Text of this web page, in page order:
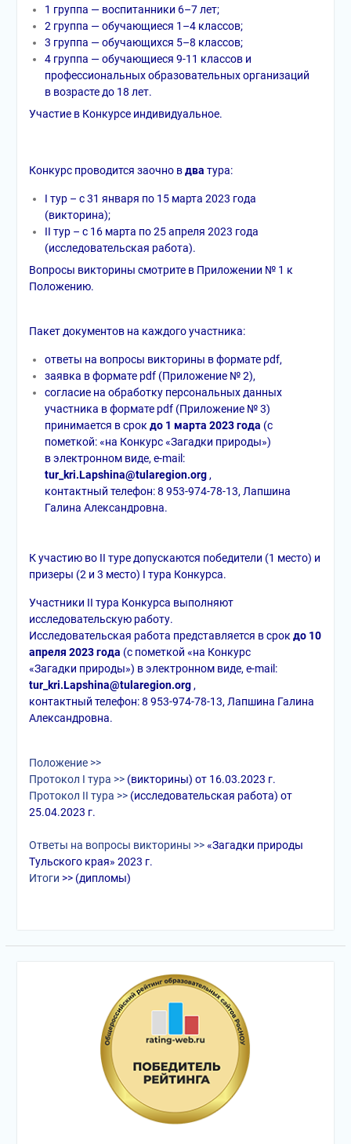
1 группа — воспитанники 6–7 лет;
2 группа — обучающиеся 1–4 классов;
3 группа — обучающихся 5–8 классов;
4 группа — обучающиеся 9-11 классов и
профессиональных образовательных организаций
в возрасте до 18 лет.
Участие в Конкурсе индивидуальное.
Конкурс проводится заочно вдва тура:
I тур – с 31 января по 15 марта 2023 года
(викторина);
II тур – с 16 марта по 25 апреля 2023 года
(исследовательская работа).
Вопросы викторины смотрите в Приложении № 1 к
Положению.
Пакет документов на каждого участника:
ответы на вопросы викторины в формате pdf,
заявка в формате pdf (Приложение № 2),
согласие на обработку персональных данных
участника в формате pdf (Приложение № 3)
принимается в срок до 1 марта 2023 года (с
пометкой: «на Конкурс «Загадки природы»)
в электронном виде, e-mail:
tur_kri.Lapshina@tularegion.org,
контактный телефон: 8 953-974-78-13, Лапшина
Галина Александровна.
К участию во II туре допускаются победители (1 место) и
призеры (2 и 3 место) I тура Конкурса.
Участники II тура Конкурса выполняют
исследовательскую работу.
Исследовательская работа представляется в срок до 10
апреля 2023 года (с пометкой «на Конкурс
«Загадки природы») в электронном виде, e-mail:
tur_kri.Lapshina@tularegion.org,
контактный телефон: 8 953-974-78-13, Лапшина Галина
Александровна.
Положение >>
Протокол I тура >>(викторины) от 16.03.2023 г.
Протокол II тура >>(исследовательская работа) от
25.04.2023 г.
Ответы на вопросы викторины >>«Загадки природы
Тульского края» 2023 г.
Итоги >> (дипломы)